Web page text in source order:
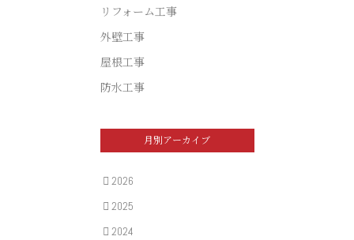
リフォーム工事
外壁工事
屋根工事
防水工事
月別アーカイブ
2026
2025
2024